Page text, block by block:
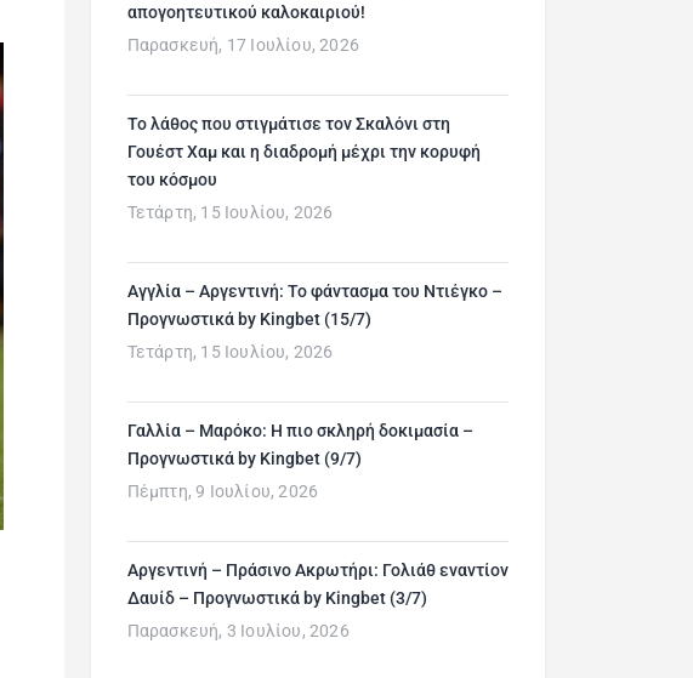
απογοητευτικού καλοκαιριού!
Παρασκευή, 17 Ιουλίου, 2026
Το λάθος που στιγμάτισε τον Σκαλόνι στη
Γουέστ Χαμ και η διαδρομή μέχρι την κορυφή
του κόσμου
Τετάρτη, 15 Ιουλίου, 2026
Αγγλία – Αργεντινή: Το φάντασμα του Ντιέγκο –
Προγνωστικά by Kingbet (15/7)
Τετάρτη, 15 Ιουλίου, 2026
Γαλλία – Μαρόκο: Η πιο σκληρή δοκιμασία –
Προγνωστικά by Kingbet (9/7)
Πέμπτη, 9 Ιουλίου, 2026
Αργεντινή – Πράσινο Ακρωτήρι: Γολιάθ εναντίον
Δαυίδ – Προγνωστικά by Kingbet (3/7)
Παρασκευή, 3 Ιουλίου, 2026